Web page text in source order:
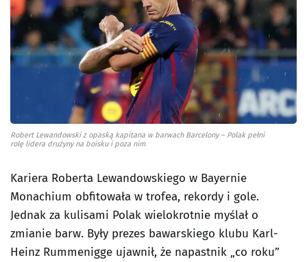
Robert Lewandowski z opaską kapitana w barwach Barcelony – Polak pełni
rolę lidera drużyny na boisku i poza nim
Kariera Roberta Lewandowskiego w Bayernie
Monachium obfitowała w trofea, rekordy i gole.
Jednak za kulisami Polak wielokrotnie myślał o
zmianie barw. Były prezes bawarskiego klubu Karl-
Heinz Rummenigge ujawnił, że napastnik „co roku”